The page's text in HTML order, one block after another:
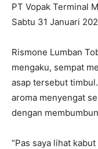
PT Vopak Terminal
Sabtu 31 Januari
Rismone Lumban
mengaku, sempat
asap tersebut
aroma menyengat
dengan
“Pas saya lihat